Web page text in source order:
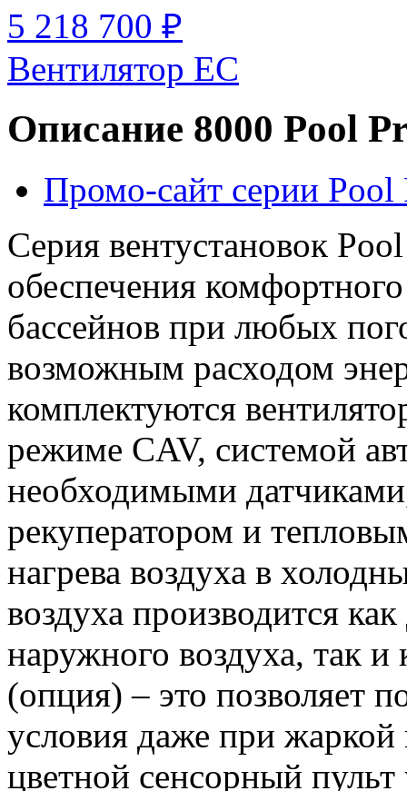
5 218 700 ₽
Вентилятор EC
Описание 8000 Pool
Промо-сайт серии Pool
Серия вентустановок
обеспечения
бассейнов при любых
возможным расходом
комплектуются
режиме CAV, системой
необходимыми
рекуператором и
нагрева воздуха в
воздуха производится
наружного воздуха, так
(опция) – это позволяет
условия даже при
цветной сенсорный